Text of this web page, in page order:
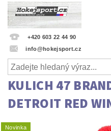
+420 603 22 44 90
info@hokejsport.cz
KULICH 47
DETROIT RED
Novinka